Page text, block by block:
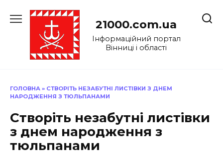
до
21000.com.ua
Інформаційний портал
Вінниці і області
ГОЛОВНА » СТВОРІТЬ НЕЗАБУТНІ ЛИСТІВКИ З ДНЕМ
НАРОДЖЕННЯ З ТЮЛЬПАНАМИ
Створіть незабутні листівки
з днем народження з
тюльпанами